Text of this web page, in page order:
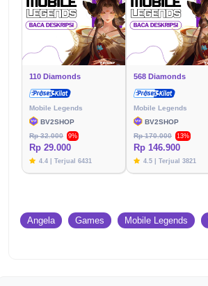
110 Diamonds
Mobile Legends
BV2SHOP
Rp 32.000
9%
Rp 29.000
4.4 | Terjual 6431
568 Diamonds
Mobile Legends
BV2SHOP
Rp 170.000
13%
Rp 146.900
4.5 | Terjual 3821
Angela Games Mobile Legends